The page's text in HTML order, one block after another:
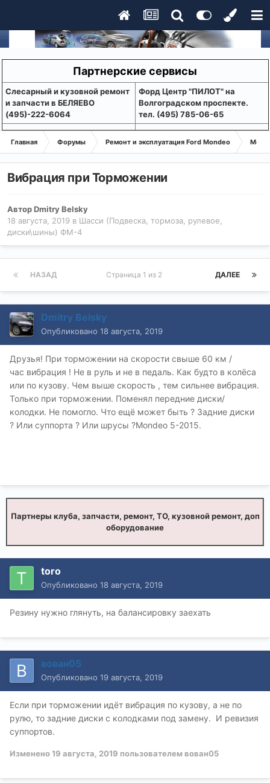
Партнерские сервисы
Слесарный и кузовной ремонт
и запчасти в БЕЛЯЕВО
(495)-222-6064
Форд Центр "ПИЛОТ" на
Волгоградском проспекте.
тел. (495) 785-06-65
Главная Форумы Ремонт и эксплуатация Ford Mondeo
Вибрация при Торможении
АвторDmitry Belsky
18 августа, 2019 в Шасси (Подвеска, тормоза, рулевое,
диски\шины) ФМ-4
НАЗАД ДАЛЕЕ
Страница 1 из 2
Dmitry Belsky
Опубликовано 18 августа, 2019
Друзья! При торможении на скорости свыше 60 км /
час вибрация ! Не в руль и не в педаль. Как будто в колёса
или по кузову. Чем выше скорость , тем сильнее вибрация.
Только при торможении. Поменял передние диски/
колодки. Не помогло. Что ещё может быть ? Задние диски
? Или суппорта ? Или шрусы ?Mondeo 5-2015.
Партнеры клуба, запчасти, ремонт, ТО, кузовной ремонт, доп
оборудование
toro
Опубликовано 18 августа, 2019
Резину нужно глянуть, на балансировку заехать
вован05
Опубликовано 19 августа, 2019
Если при торможении идёт вибрация по кузову, а не по
рулю, то задние диски с колодками под замену. И ревизия
суппортов.
Изменено19 августа, 2019 пользователем вован05